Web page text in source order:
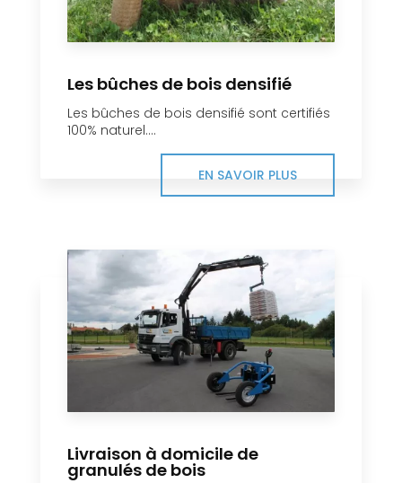
Les bûches de bois densifié
Les bûches de bois densifié sont certifiés
100% naturel....
EN SAVOIR PLUS
Livraison à domicile de
granulés de bois